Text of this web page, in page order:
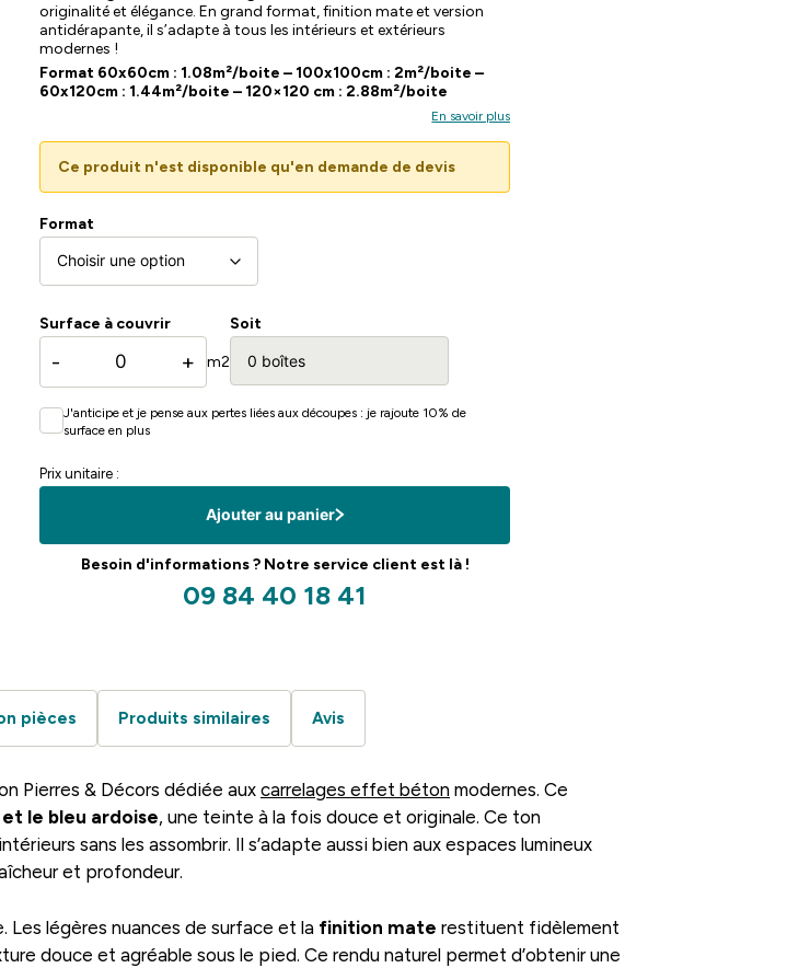
originalité et élégance. En grand format, finition mate et version
antidérapante, il s’adapte à tous les intérieurs et extérieurs
modernes !
Format 60x60cm : 1.08m²/boite – 100x100cm : 2m²/boite –
60x120cm : 1.44m²/boite – 120×120 cm : 2.88m²/boite
En savoir plus
Ce produit n'est disponible qu'en demande de devis
Format
Surface à couvrir
- + m2
Soit
J'anticipe et je pense aux pertes liées aux découpes : je rajoute 10% de
surface en plus
Prix unitaire :
Ajouter au panier
Besoin d'informations ? Notre service client est là !
09 84 40 18 41
pièces Produits similaires Avis
Pierres & Décors dédiée aux carrelages effet béton modernes. Ce
le bleu ardoise, une teinte à la fois douce et originale. Ce ton
sans les assombrir. Il s’adapte aussi bien aux espaces lumineux
et profondeur.
Les légères nuances de surface et la finition mate restituent fidèlement
douce et agréable sous le pied. Ce rendu naturel permet d’obtenir une